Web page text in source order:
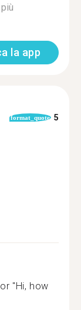
la app
format_quote 5
"Hi, how